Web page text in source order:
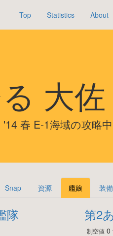
Top Statistics About
大佐
春 E-1海域の攻略中
Snap 資源 艦娘 装備
隊 第2
制空値0